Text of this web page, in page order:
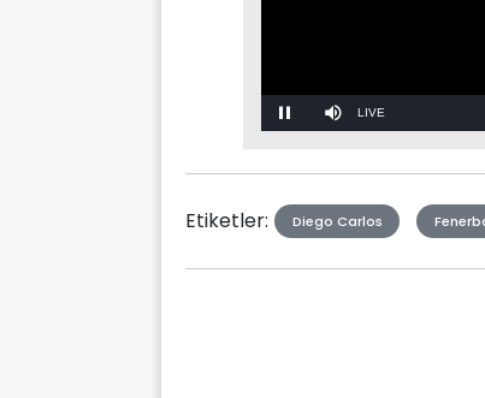
Mute Stream
Etiketler: Diego Carlos